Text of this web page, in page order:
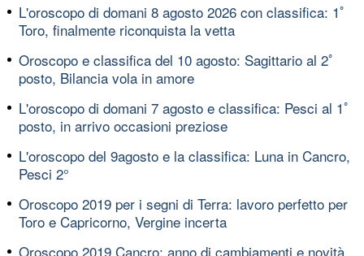
L'oroscopo di domani 8 agosto 2026 con classifica: 1ﾟ
Toro, finalmente riconquista la vetta
Oroscopo e classifica del 10 agosto: Sagittario al 2ﾟ
posto, Bilancia vola in amore
L'oroscopo di domani 7 agosto e classifica: Pesci al 1ﾟ
posto, in arrivo occasioni preziose
L'oroscopo del 9agosto e la classifica: Luna in Cancro,
Pesci 2°
Oroscopo 2019 per i segni di Terra: lavoro perfetto per
Toro e Capricorno, Vergine incerta
Oroscopo 2019 Cancro: anno di cambiamenti e novità